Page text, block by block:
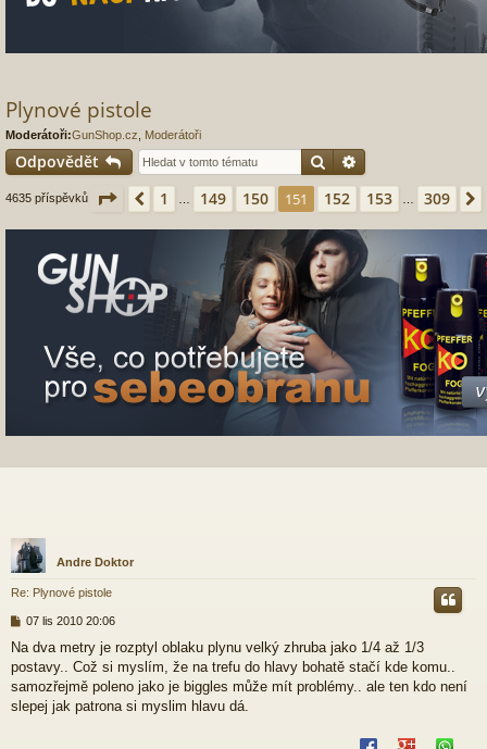
Plynové pistole
Moderátoři:GunShop.cz Moderátoři
Odpovědět Hledat
4635 příspěvků Stránka 151z309
Předchozí
1 149 150 151 152 153 309
Andre Doktor
Re: Plynové pistole
P
í
s
p
ě
07 lis 2010 20:06
Na dva metry je rozptyl oblaku plynu velký zhruba jako 1/4 až 1/3
postavy.. Což si myslím, že na trefu do hlavy bohatě stačí kde komu..
samozřejmě poleno jako je biggles může mít problémy.. ale ten kdo není
slepej jak patrona si myslim hlavu dá.